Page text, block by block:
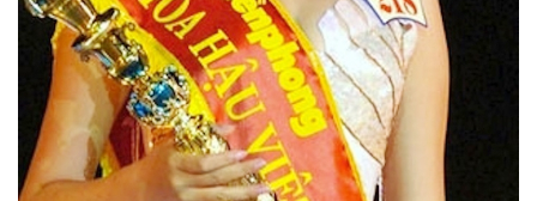
Thế giới
Quan sát
Cuộc sống đó đây
Hồ sơ
Multimedia
Video
Ảnh
E-Magazine